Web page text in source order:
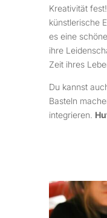
Kreativität
künstlerische
es eine
ihre
Zeit ihres
Du kannst
Basteln
integrieren.